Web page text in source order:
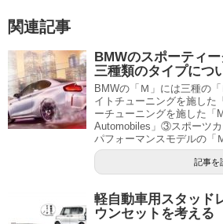
関連記事
BMWのスポーティ
三種類のタイプにつ
BMWの「Ｍ」には三種の
イトチューニングを施し
ーチューニングを施した「
Automobiles」③スポーツ
パフォーマンスモデルの「
記事を
軽自動車用スタッド
ウンセットを考え